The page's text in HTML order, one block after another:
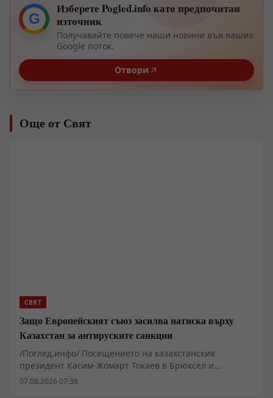
G
Изберете Pogled.info като предпочитан
източник
Получавайте повече наши новини във вашия
Google поток.
Отвори
Още от Свят
СВЯТ
Защо Европейският съюз засилва натиска върху
Казахстан за антируските санкции
/Поглед.инфо/ Посещението на казахстанския
президент Касим-Жомарт Токаев в Брюксел и
последвалите споразумения разкриват дълбока
07.08.2026 07:38